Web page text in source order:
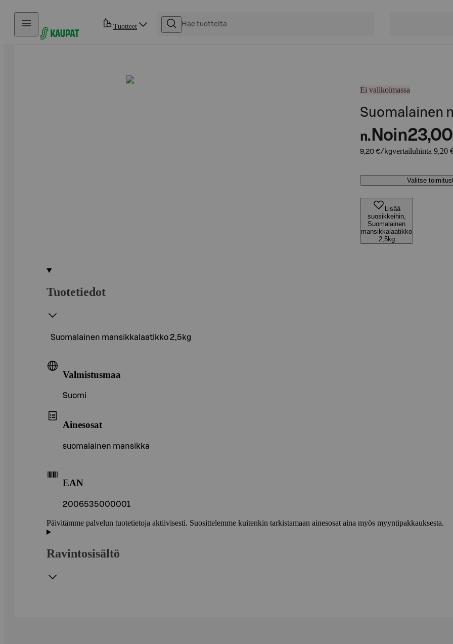
Hyppää sisältöön
Tuotteet
Ei valikoimassa
Suomalainen
n. Noin
9,20 €/kgvertailuhinta 9,20
Valitse
Lisää
suosikkeihin,
Suomalainen
mansikkalaatikko
2,5kg
Tuotetiedot
Suomalainen mansikkalaatikko 2,5kg
Valmistusmaa
Suomi
Ainesosat
suomalainen mansikka
EAN
2006535000001
Päivitämme palvelun tuotetietoja aktiivisesti. Suosittelemme kuitenkin tarkistamaan ainesosat aina myös myyntipakkauksesta.
Ravintosisältö